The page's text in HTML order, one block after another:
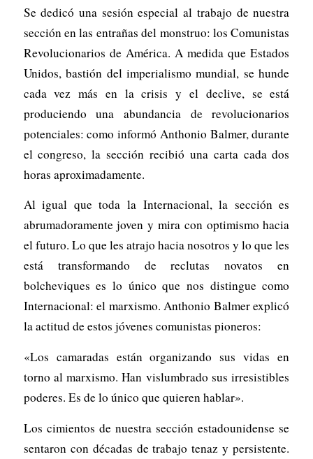
Se dedicó una sesión especial al trabajo de nuestra
sección en las entrañas del monstruo: los Comunistas
Revolucionarios de América. A medida que Estados
Unidos, bastión del imperialismo mundial, se hunde
cada vez más en la crisis y el declive, se está
produciendo una abundancia de revolucionarios
potenciales: como informó Anthonio Balmer, durante
el congreso, la sección recibió una carta cada dos
horas aproximadamente.
Al igual que toda la Internacional, la sección es
abrumadoramente joven y mira con optimismo hacia
el futuro. Lo que les atrajo hacia nosotros y lo que les
está transformando de reclutas novatos en
bolcheviques es lo único que nos distingue como
Internacional: el marxismo. Anthonio Balmer explicó
la actitud de estos jóvenes comunistas pioneros:
«Los camaradas están organizando sus vidas en
torno al marxismo. Han vislumbrado sus irresistibles
poderes. Es de lo único que quieren hablar».
Los cimientos de nuestra sección estadounidense se
sentaron con décadas de trabajo tenaz y persistente.